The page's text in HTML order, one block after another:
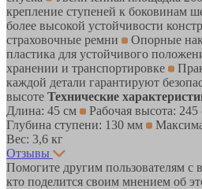
крепление ступеней к боковинам
более высокой устойчивости
страховочные ремни
Опорные
пластика для устойчивого
хранении и транспортировке
каждой детали гарантируют
высоте Технические
Длина: 45 см
Рабочая высота: 245
Глубина ступени: 130 мм
Вес: 3,6 кг
Отзывы
Помогите другим пользователям
кто поделится своим мнением об